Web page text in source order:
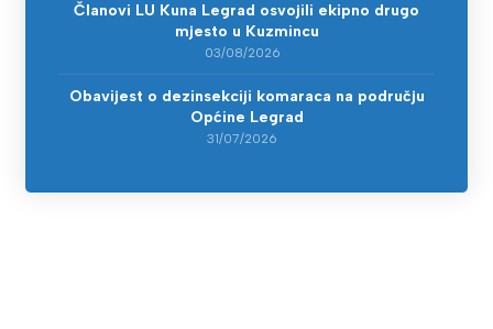
Članovi LU Kuna Legrad osvojili ekipno drugo
mjesto u Kuzmincu
03/08/2026
Obavijest o dezinsekciji komaraca na području
Općine Legrad
31/07/2026